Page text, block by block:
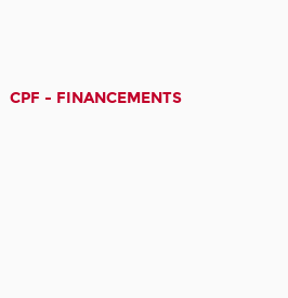
CPF - FINANCEMENTS